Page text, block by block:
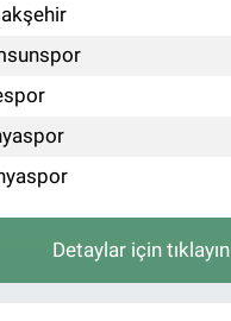
Detaylar için tıklayın